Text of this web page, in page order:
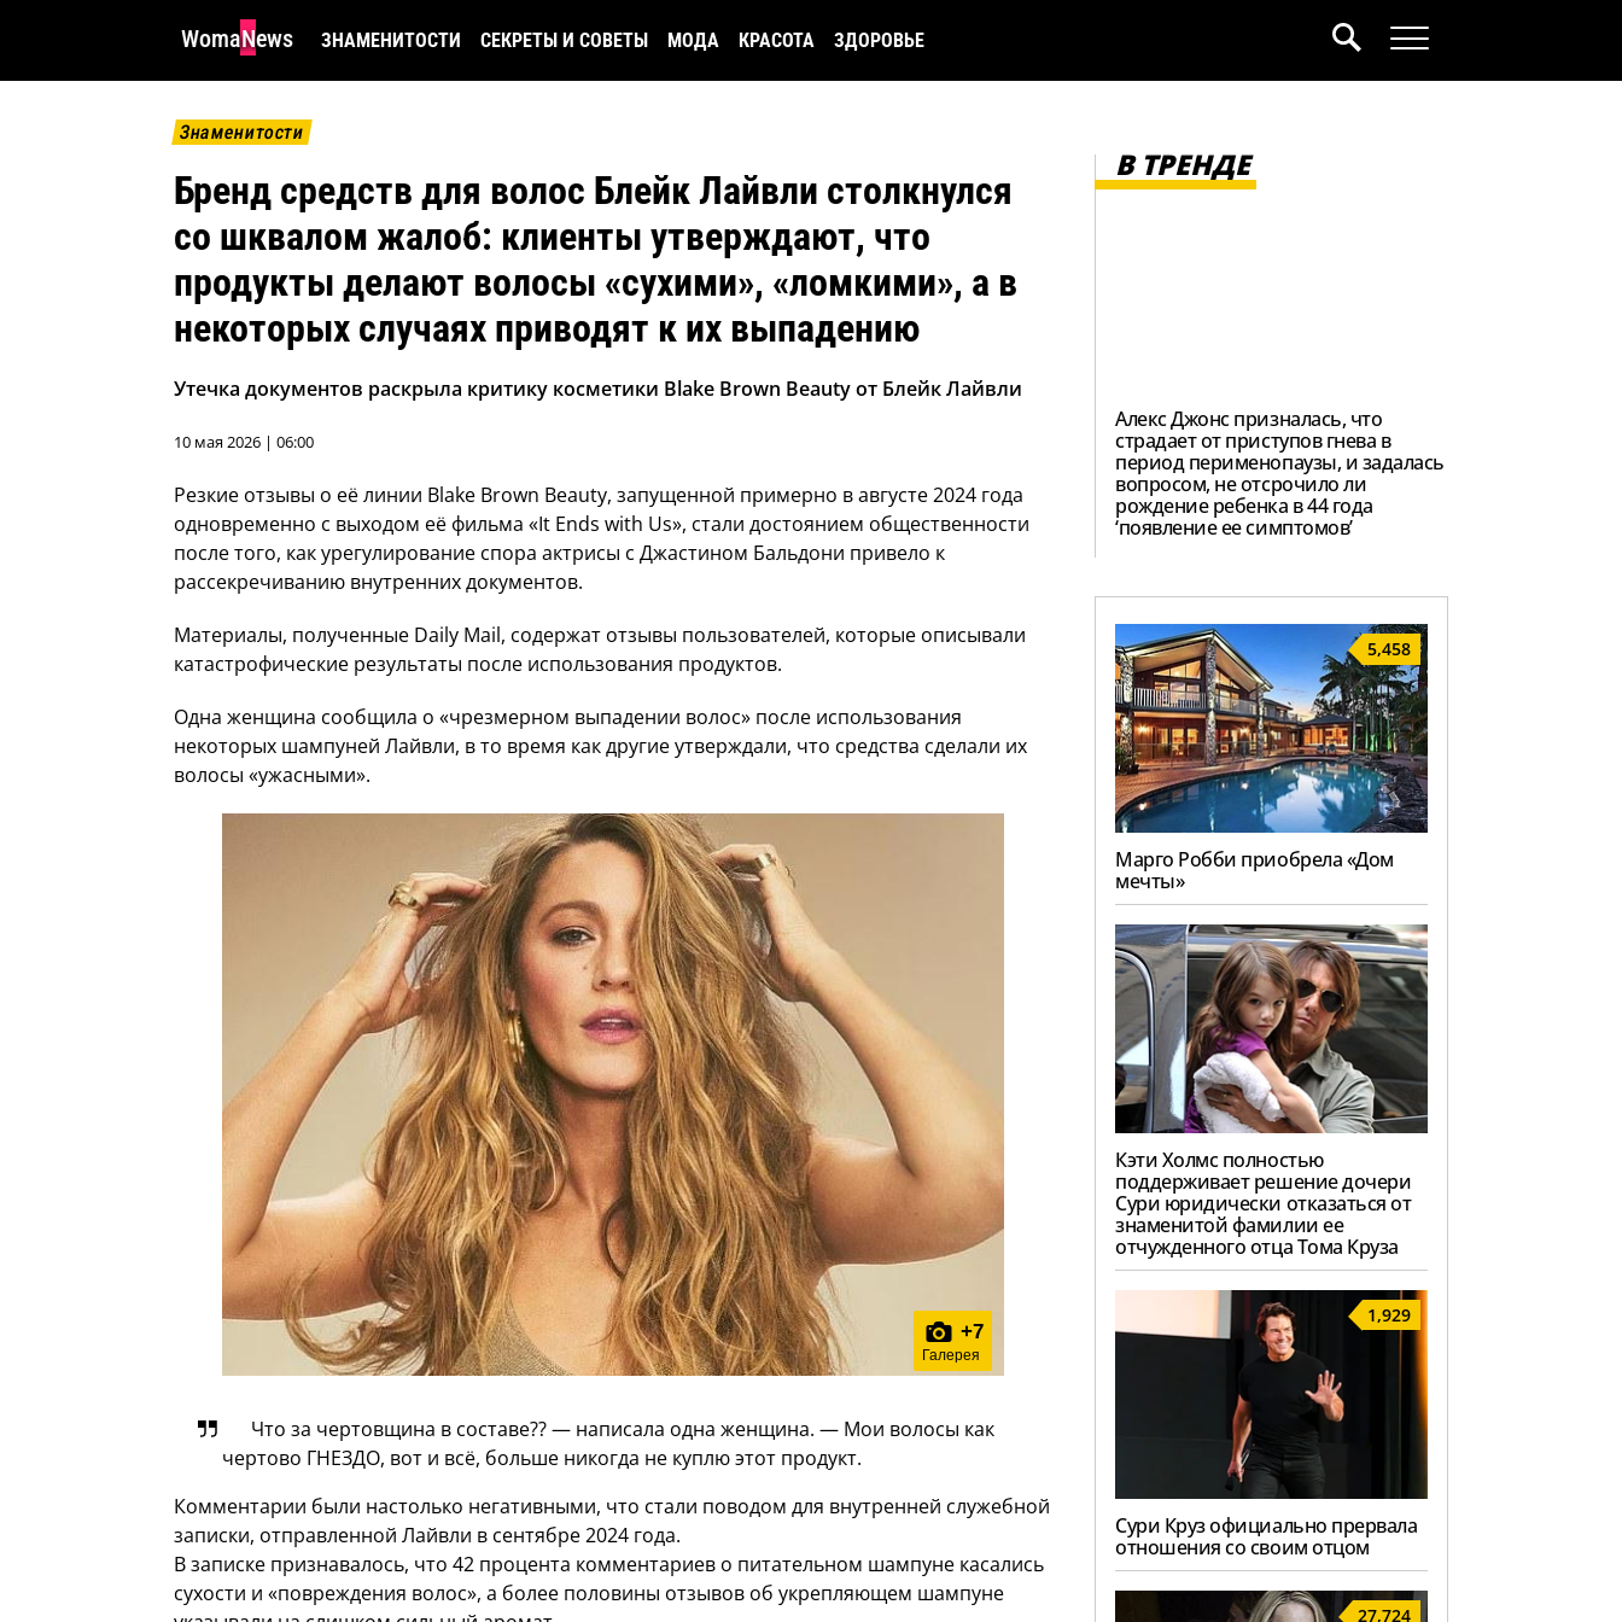
WomaNews ЗНАМЕНИТОСТИ СЕКРЕТЫ И СОВЕТЫ МОДА КРАСОТА ЗДОРОВЬЕ
Знаменитости
Бренд средств для волос Блейк Лайвли столкнулся
со шквалом жалоб: клиенты утверждают, что
продукты делают волосы «сухими», «ломкими», а в
некоторых случаях приводят к их выпадению
Утечка документов раскрыла критику косметики Blake Brown Beauty от Блейк Лайвли
10 мая 2026 | 06:00
Резкие отзывы о её линии Blake Brown Beauty, запущенной примерно в августе 2024 года
одновременно с выходом её фильма «It Ends with Us», стали достоянием общественности
после того, как урегулирование спора актрисы с Джастином Бальдони привело к
рассекречиванию внутренних документов.
Материалы, полученные Daily Mail, содержат отзывы пользователей, которые описывали
катастрофические результаты после использования продуктов.
Одна женщина сообщила о «чрезмерном выпадении волос» после использования
некоторых шампуней Лайвли, в то время как другие утверждали, что средства сделали их
волосы «ужасными».
+7
Галерея
Что за чертовщина в составе?? — написала одна женщина. — Мои волосы как
чертово ГНЕЗДО, вот и всё, больше никогда не куплю этот продукт.
Комментарии были настолько негативными, что стали поводом для внутренней служебной
записки, отправленной Лайвли в сентябре 2024 года.
В записке признавалось, что 42 процента комментариев о питательном шампуне касались
сухости и «повреждения волос», а более половины отзывов об укрепляющем шампуне
В ТРЕНДЕ
Алекс Джонс призналась, что
страдает от приступов гнева в
период перименопаузы, и задалась
вопросом, не отсрочило ли
рождение ребенка в 44 года
‘появление ее симптомов’
5,458
Марго Робби приобрела «Дом
мечты»
Кэти Холмс полностью
поддерживает решение дочери
Сури юридически отказаться от
знаменитой фамилии ее
отчужденного отца Тома Круза
1,929
Сури Круз официально прервала
отношения со своим отцом
27,724